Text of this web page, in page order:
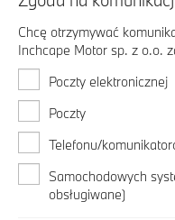
Chcę otrzymywać
Inchcape Motor sp. z o.o.
Poczty elektronicznej
Poczty
Telefonu/
Samochodowych
obsługiwane)